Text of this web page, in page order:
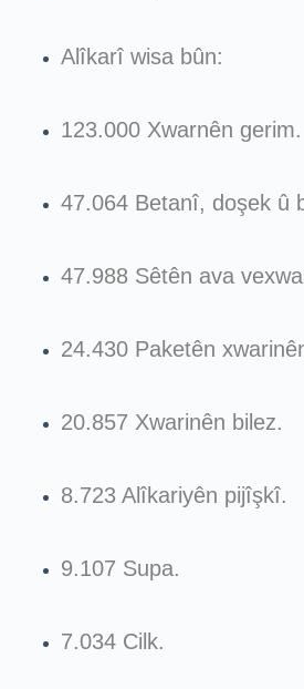
Alîkarî wisa bûn:
123.000 Xwarnên gerim.
47.064 Betanî, doşek û
47.988 Sêtên ava
24.430 Paketên
20.857 Xwarinên bilez.
8.723 Alîkariyên pijîşkî.
9.107 Supa.
7.034 Cilk.